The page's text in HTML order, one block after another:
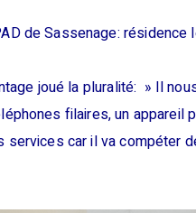
de Sassenage:
joué la pluralité: » Il
filaires, un appareil
services car il va compéter